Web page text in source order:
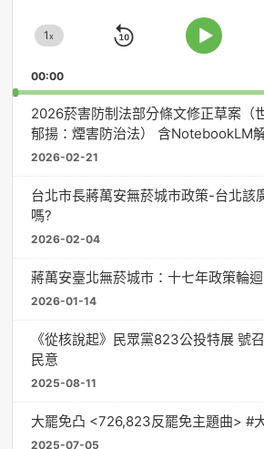
Change
Rate
1x
Skip
Play
00:00
2026菸害防制法部分條文修正草案（
郁揚：煙害防治法） 含NotebookLM
2026-02-21
台北市長蔣萬安無菸城市政策-台北該
嗎?
2026-02-04
蔣萬安臺北無菸城市：十七年政策輪
2026-01-14
《從核說起》民眾黨823公投特展 號
民意
2025-08-11
大罷免凸 <726,823反罷免主題曲> #
2025-07-05